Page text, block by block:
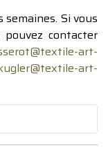
Si vous
contacter
art-
art-